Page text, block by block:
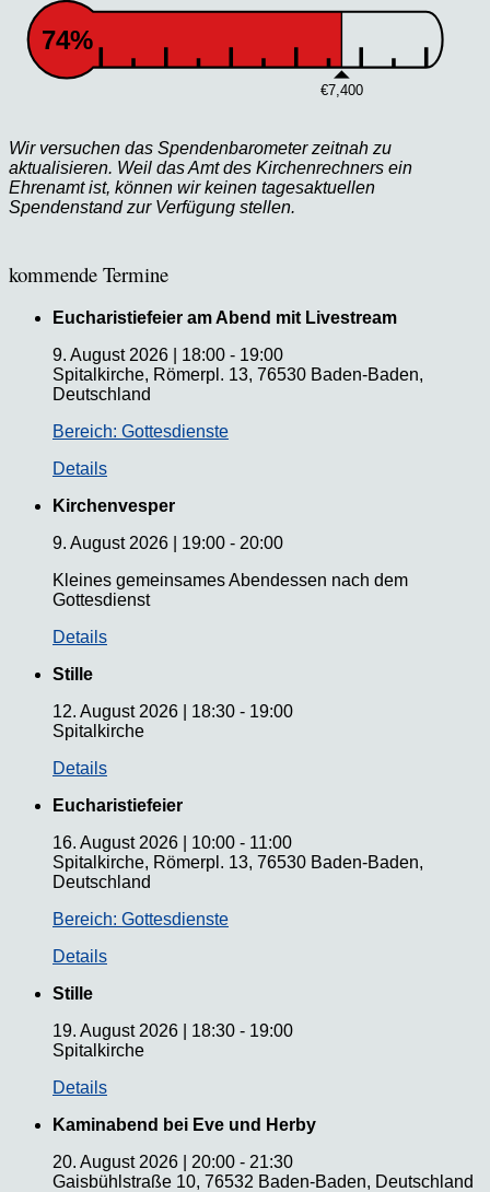
€7,400
74%
Wir versuchen das Spendenbarometer zeitnah zu
aktualisieren. Weil das Amt des Kirchenrechners ein
Ehrenamt ist, können wir keinen tagesaktuellen
Spendenstand zur Verfügung stellen.
kommende Termine
Eucharistiefeier am Abend mit Livestream
9. August 2026
18:00 - 19:00
Spitalkirche, Römerpl. 13, 76530 Baden-Baden,
Deutschland
Bereich: Gottesdienste
Details
Kirchenvesper
9. August 2026
19:00 - 20:00
Kleines gemeinsames Abendessen nach dem
Gottesdienst
Details
Stille
12. August 2026
18:30 - 19:00
Spitalkirche
Details
Eucharistiefeier
16. August 2026
10:00 - 11:00
Spitalkirche, Römerpl. 13, 76530 Baden-Baden,
Deutschland
Bereich: Gottesdienste
Details
Stille
19. August 2026
18:30 - 19:00
Spitalkirche
Details
Kaminabend bei Eve und Herby
20. August 2026
20:00 - 21:30
Gaisbühlstraße 10, 76532 Baden-Baden, Deutschland